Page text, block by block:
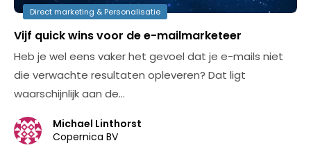
Direct marketing & Personalisatie
Vijf quick wins voor de e-mailmarketeer
Heb je wel eens vaker het gevoel dat je e-mails niet
die verwachte resultaten opleveren? Dat ligt
waarschijnlijk aan de…
Michael Linthorst
Copernica BV